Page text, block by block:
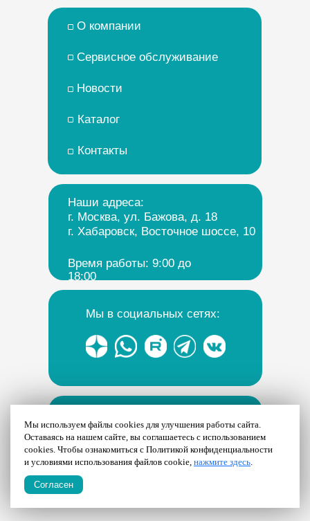
Мы используем файлы cookies для улучшения работы сайта.
Оставаясь на нашем сайте, вы соглашаетесь с использованием
cookies. Чтобы ознакомиться с Политикой конфиденциальности
и условиями использования файлов cookie, нажмите здесь.
Согласен
Новости
Контакты
Все права защищены
Мы в социальных сетях:
О компании
Каталог
Сервисное обслуживание
ТК Альком
c
Наши адреса:
г. Москва, ул. Бажова, д. 18
г. Хабаровск, Восточное шоссе, 10
Время работы: 9:00 до
18:00